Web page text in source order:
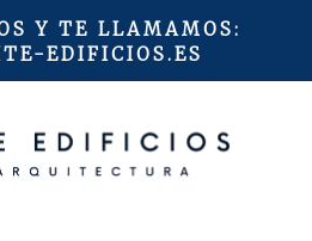
Y TE LLAMAMOS:
EDIFICIOS.ES